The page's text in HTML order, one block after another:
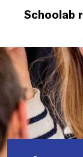
Schoolab